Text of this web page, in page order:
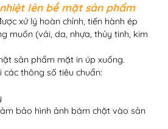
lên bề mặt sản phẩm
xử lý hoàn chỉnh, tiến hành ép
muốn (vải, da, nhựa, thủy tinh, kim
sản phẩm mặt in úp xuống.
thông số tiêu chuẩn:
bảo hình ảnh bám chặt vào sản